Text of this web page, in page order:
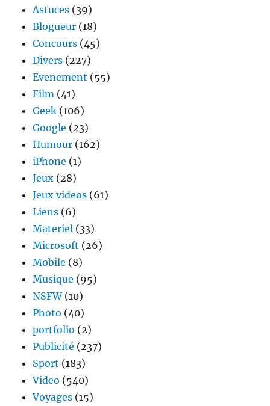
Astuces (39)
Blogueur (18)
Concours (45)
Divers (227)
Evenement (55)
Film (41)
Geek (106)
Google (23)
Humour (162)
iPhone (1)
Jeux (28)
Jeux videos (61)
Liens (6)
Materiel (33)
Microsoft (26)
Mobile (8)
Musique (95)
NSFW(10)
Photo (40)
portfolio (2)
Publicité (237)
Sport (183)
Video (540)
Voyages (15)